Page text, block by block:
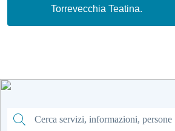
Torrevecchia Teatina.
Cerca